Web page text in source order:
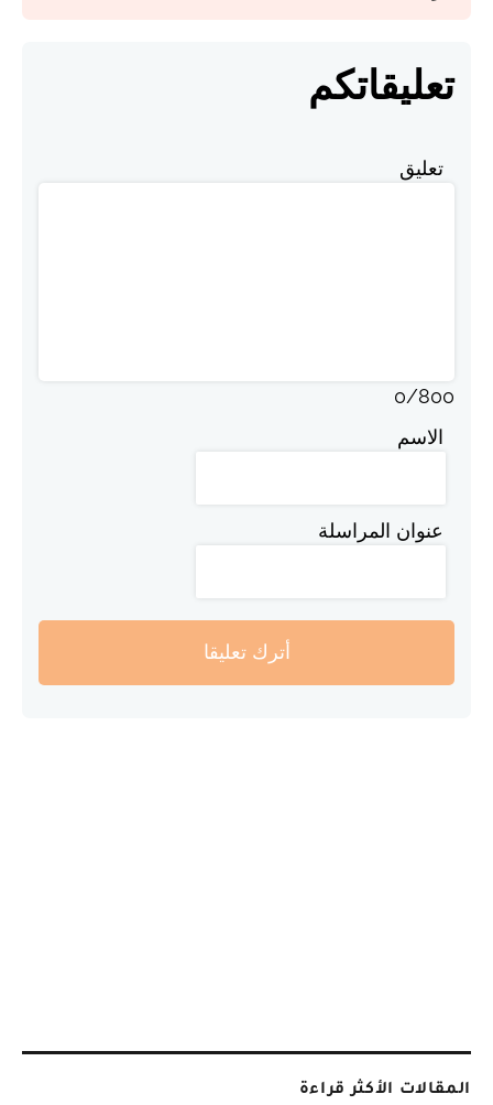
تعليقاتكم
تعليق
0/800
الاسم
عنوان المراسلة
أترك تعليقا
المقالات الأكثر قراءة